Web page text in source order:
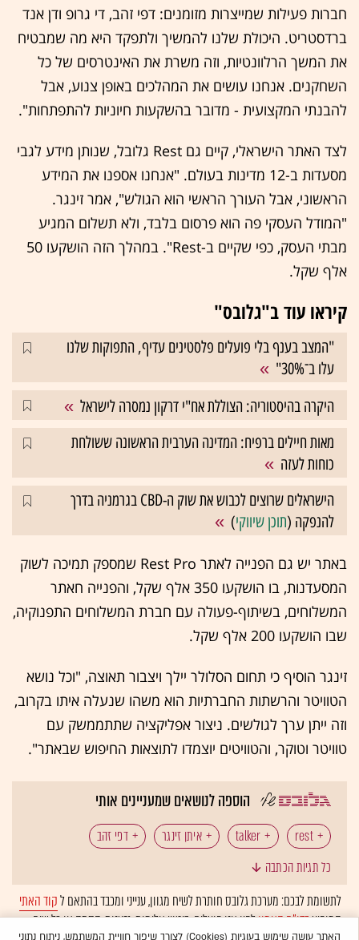
חברות פעילות שמייצרות מזומנים: דפי זהב, די גרופ ודן אנד
ברדסטריט. היכולת שלנו להמשיך ולתפקד היא מה שמבטיח
את המשך הרלוונטיות, וזה משרת את האינטרסים של כל
השחקנים. אנחנו עושים את המהלכים באופן צנוע, אבל
להבנתי המקצועית - מדובר בהשקעות חיוניות להתפתחות".
לצד האתר הישראלי, קיים גם Rest גלובל, שנותן מידע לגבי
מסעדות ב-12 מדינות בעולם. "אנחנו אספנו את המידע
הראשוני, אבל העורך הראשי הוא הגולש", אמר זינגר.
"המודל העסקי פה הוא פרסום בלבד, ולא תשלום המגיע
מבתי העסק, כפי שקיים ב-Rest". במהלך הזה הושקעו 50
אלף שקל.
קיראו עוד ב"גלובס"
"המצב בענף בלי פועלים פלסטינים עדיף, התפוקות שלנו
עלו ב־30%"
היקרה בהיסטוריה: הצוללת אח"י דרקון נמסרה לישראל
מאות חיילים ברפיח: המדינה הערבית הראשונה ששולחת
כוחות לעזה
הישראלים שרוצים לכבוש את שוק ה-CBD בגרמניה בדרך
להנפקה (תוכן שיווקי)
באתר יש גם הפנייה לאתר Rest Pro שמספק תמיכה לשוק
המסעדנות, בו הושקעו 350 אלף שקל, והפנייה חאתר
המשלוחים, בשיתוף-פעולה עם חברת המשלוחים התפנוקיה,
שבו הושקעו 200 אלף שקל.
זינגר הוסיף כי תחום הסלולר יילך ויצבור תאוצה, "וכל נושא
הטוויטר והרשתות החברתיות הוא משהו שנעלה איתו בקרוב,
וזה ייתן ערך לגולשים. ניצור אפליקציה שתתממשק עם
טוויטר וטוקר, והטוויטים יוצמדו לתוצאות החיפוש שבאתר".
הוספה לנושאים שמעניינים אותי
rest
talker איתן זינגר דפי זהב
השקה
ניר למפרט
כל תגיות הכתבה
לתשומת לבכם: מערכת גלובס חותרת לשיח מגוון, ענייני ומכבד בהתאם לקוד האתי
המופיעבדו"ח האמוןלפיו אנו פועלים. ביטויי אלימות, גזענות, הסתה או כל שיח
האתר עושה שימוש בעוגיות (Cookies) לצורך שיפור חוויית המשתמש, ניתוח נתוני